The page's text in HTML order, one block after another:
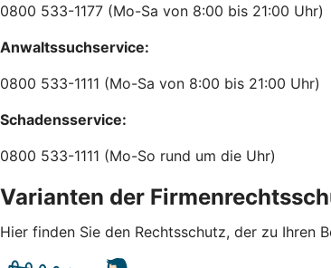
0800 533-1177 (Mo-Sa von 8:00 bis 21:00 Uhr)
Anwaltssuchservice:
0800 533-1111 (Mo-Sa von 8:00 bis 21:00 Uhr)
Schadensservice:
0800 533-1111 (Mo-So rund um die Uhr)
Varianten der
Hier finden Sie den Rechtsschutz, der zu Ihren